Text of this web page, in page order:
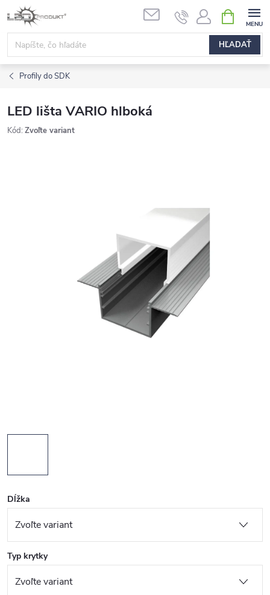
Prejsť
na
obsah
HĽADAŤ
KOŠÍK
Profily do SDK
LED lišta VARIO hlboká
Kód: Zvoľte variant
Dĺžka
Typ krytky